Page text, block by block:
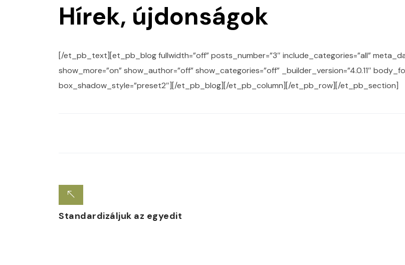
Hírek, újdonságok
[/et_pb_text][et_pb_blog fullwidth=”off” posts_number=”3″ include_categories=”all”
show_more=”on” show_author=”off” show_categories=”off” _builder_version=”4.0.11″
box_shadow_style=”preset2″][/et_pb_blog][/et_pb_column][/et_pb_row][/et_pb_section]
Standardizáljuk az egyedit